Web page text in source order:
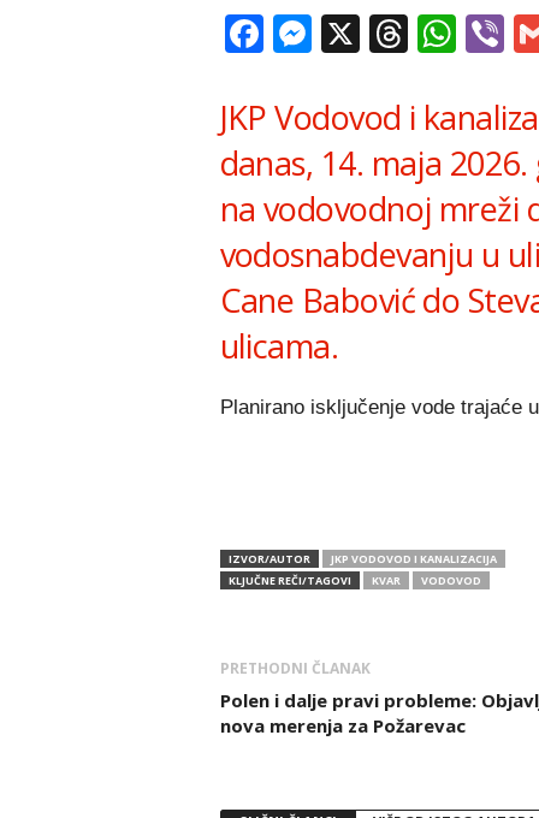
Facebook
Messenger
X
JKP Vodovod i
danas, 14. maja
na vodovodnoj mreži
vodosnabdevanju u
Cane Babović do
ulicama.
Planirano isključenje vode trajaće
IZVOR/AUTOR
JKP VODOVOD I KANALIZACIJA
KLJUČNE REČI/TAGOVI
KVAR VODOVOD
PRETHODNI ČLANAK
Polen i dalje pravi probleme:
nova merenja za Požarevac